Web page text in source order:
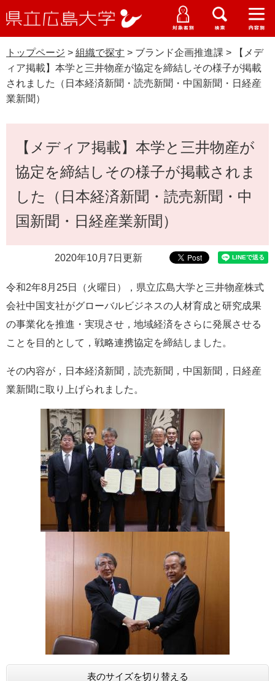
ー
ジ
先
頭
で
ニ
ュ
を
飛
ば
ニ
ー
ニ
ュ
ー
ニ
ュ
ー
立
大
受験生の皆さま
在学生の皆さま
地域・企業の皆さま
教職員の皆さま
受験生特設サイト
WEB版大学案内
資料請求
Languages
English
中文簡体 中文繁体 한국어 日本語
e
カ
ス
タ
検
すべて ページ PDF
大学概要
学部・大学院・専攻科
学生生活・就職支援
研究・地域連携・国際交流
入試情報
トップページ > 組織で探す > ブランド企画推進課 >
【メデ
ィア掲載】本学と三井物産が協定を締結しその様子が掲載
されました（日本経済新聞・読売新聞・中国新聞・日経産
業新聞）
【メディア掲載】本学と三井物産が
協定を締結しその様子が掲載されま
した（日本経済新聞・読売新聞・中
国新聞・日経産業新聞）
2020年10月7日更新
令和2年8月25日（火曜日），県立広島大学と三井物産株式
会社中国支社がグローバルビジネスの人材育成と研究成果
の事業化を推進・実現させ，地域経済をさらに発展させる
ことを目的として，戦略連携協定を締結しました。
その内容が，日本経済新聞，読売新聞，中国新聞，日経産
業新聞に取り上げられました。
表のサイズを切り替える